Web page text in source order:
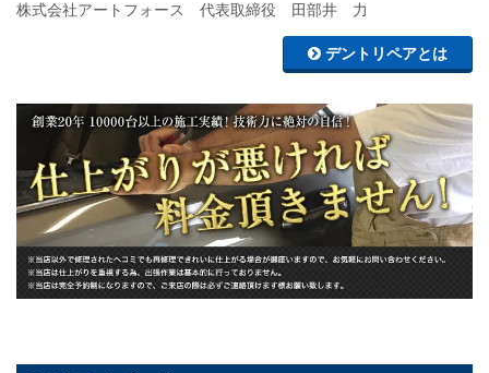
株式会社アートフォース 代表取締役 田部井 力
デントリペアとは